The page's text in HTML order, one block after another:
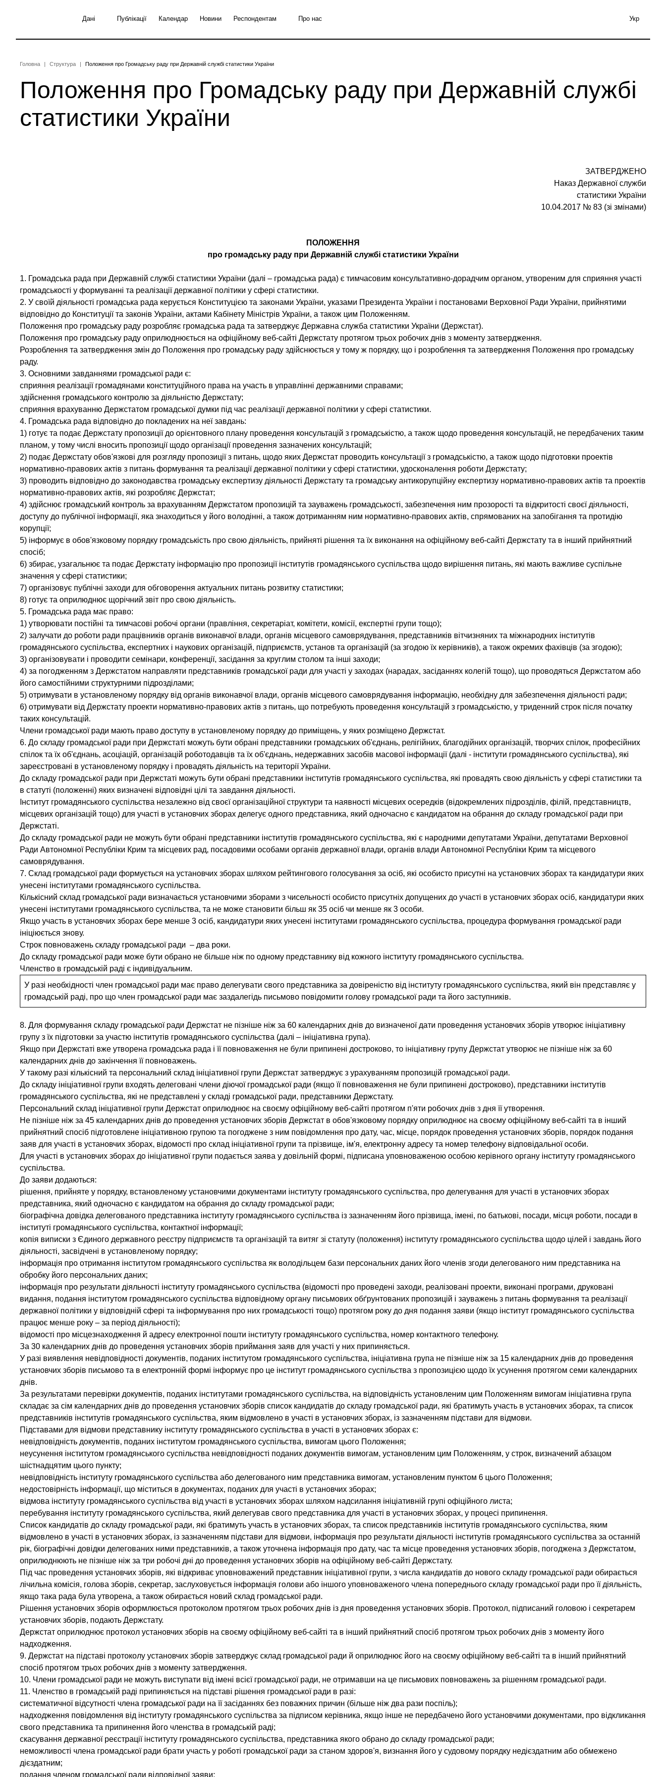
Дані Публікації Календар Новини Респондентам Про нас Укр
Рядок
навіґації
Головна Структура Положення про Громадську раду при Державній службі статистики України
Положення про Громадську раду при Державній службі
статистики України
ЗАТВЕРДЖЕНО
Наказ Державної служби
статистики України
10.04.2017 № 83 (зі змінами)
ПОЛОЖЕННЯ
про громадську раду при Державній службі статистики України
1. Громадська рада при Державній службі статистики України (далі – громадська рада) є тимчасовим консультативно-дорадчим органом, утвореним для сприяння участі
громадськості у формуванні та реалізації державної політики у сфері статистики.
2. У своїй діяльності громадська рада керується Конституцією та законами України, указами Президента України і постановами Верховної Ради України, прийнятими
відповідно до Конституції та законів України, актами Кабінету Міністрів України, а також цим Положенням.
Положення про громадську раду розробляє громадська рада та затверджує Державна служба статистики України (Держстат).
Положення про громадську раду оприлюднюється на офіційному веб-сайті Держстату протягом трьох робочих днів з моменту затвердження.
Розроблення та затвердження змін до Положення про громадську раду здійснюється у тому ж порядку, що і розроблення та затвердження Положення про громадську
раду.
3. Основними завданнями громадської ради є:
сприяння реалізації громадянами конституційного права на участь в управлінні державними справами;
здійснення громадського контролю за діяльністю Держстату;
сприяння врахуванню Держстатом громадської думки під час реалізації державної політики у сфері статистики.
4. Громадська рада відповідно до покладених на неї завдань:
1) готує та подає Держстату пропозиції до орієнтовного плану проведення консультацій з громадськістю, а також щодо проведення консультацій, не передбачених таким
планом, у тому числі вносить пропозиції щодо організації проведення зазначених консультацій;
2) подає Держстату обов'язкові для розгляду пропозиції з питань, щодо яких Держстат проводить консультації з громадськістю, а також щодо підготовки проектів
нормативно-правових актів з питань формування та реалізації державної політики у сфері статистики, удосконалення роботи Держстату;
3) проводить відповідно до законодавства громадську експертизу діяльності Держстату та громадську антикорупційну експертизу нормативно-правових актів та проектів
нормативно-правових актів, які розробляє Держстат;
4) здійснює громадський контроль за врахуванням Держстатом пропозицій та зауважень громадськості, забезпечення ним прозорості та відкритості своєї діяльності,
доступу до публічної інформації, яка знаходиться у його володінні, а також дотриманням ним нормативно-правових актів, спрямованих на запобігання та протидію
корупції;
5) інформує в обов'язковому порядку громадськість про свою діяльність, прийняті рішення та їх виконання на офіційному веб-сайті Держстату та в інший прийнятний
спосіб;
6) збирає, узагальнює та подає Держстату інформацію про пропозиції інститутів громадянського суспільства щодо вирішення питань, які мають важливе суспільне
значення у сфері статистики;
7) організовує публічні заходи для обговорення актуальних питань розвитку статистики;
8) готує та оприлюднює щорічний звіт про свою діяльність.
5. Громадська рада має право:
1) утворювати постійні та тимчасові робочі органи (правління, секретаріат, комітети, комісії, експертні групи тощо);
2) залучати до роботи ради працівників органів виконавчої влади, органів місцевого самоврядування, представників вітчизняних та міжнародних інститутів
громадянського суспільства, експертних і наукових організацій, підприємств, установ та організацій (за згодою їх керівників), а також окремих фахівців (за згодою);
3) організовувати і проводити семінари, конференції, засідання за круглим столом та інші заходи;
4) за погодженням з Держстатом направляти представників громадської ради для участі у заходах (нарадах, засіданнях колегій тощо), що проводяться Держстатом або
його самостійними структурними підрозділами;
5) отримувати в установленому порядку від органів виконавчої влади, органів місцевого самоврядування інформацію, необхідну для забезпечення діяльності ради;
6) отримувати від Держстату проекти нормативно-правових актів з питань, що потребують проведення консультацій з громадськістю, у триденний строк після початку
таких консультацій.
Члени громадської ради мають право доступу в установленому порядку до приміщень, у яких розміщено Держстат.
6. До складу громадської ради при Держстаті можуть бути обрані представники громадських об'єднань, релігійних, благодійних організацій, творчих спілок, професійних
спілок та їх об'єднань, асоціацій, організацій роботодавців та їх об'єднань, недержавних засобів масової інформації (далі - інститути громадянського суспільства), які
зареєстровані в установленому порядку і провадять діяльність на території України.
До складу громадської ради при Держстаті можуть бути обрані представники інститутів громадянського суспільства, які провадять свою діяльність у сфері статистики та
в статуті (положенні) яких визначені відповідні цілі та завдання діяльності.
Інститут громадянського суспільства незалежно від своєї організаційної структури та наявності місцевих осередків (відокремлених підрозділів, філій, представництв,
місцевих організацій тощо) для участі в установчих зборах делегує одного представника, який одночасно є кандидатом на обрання до складу громадської ради при
Держстаті.
До складу громадської ради не можуть бути обрані представники інститутів громадянського суспільства, які є народними депутатами України, депутатами Верховної
Ради Автономної Республіки Крим та місцевих рад, посадовими особами органів державної влади, органів влади Автономної Республіки Крим та місцевого
самоврядування.
7. Склад громадської ради формується на установчих зборах шляхом рейтингового голосування за осіб, які особисто присутні на установчих зборах та кандидатури яких
унесені інститутами громадянського суспільства.
Кількісний склад громадської ради визначається установчими зборами з чисельності особисто присутніх допущених до участі в установчих зборах осіб, кандидатури яких
унесені інститутами громадянського суспільства, та не може становити більш як 35 осіб чи менше як 3 особи.
Якщо участь в установчих зборах бере менше 3 осіб, кандидатури яких унесені інститутами громадянського суспільства, процедура формування громадської ради
ініціюється знову.
Строк повноважень складу громадської ради – два роки.
До складу громадської ради може бути обрано не більше ніж по одному представнику від кожного інституту громадянського суспільства.
Членство в громадській раді є індивідуальним.
У разі необхідності член громадської ради має право делегувати свого представника за довіреністю від інституту громадянського суспільства, який він представляє у
громадській раді, про що член громадської ради має заздалегідь письмово повідомити голову громадської ради та його заступників.
8. Для формування складу громадської ради Держстат не пізніше ніж за 60 календарних днів до визначеної дати проведення установчих зборів утворює ініціативну
групу з їх підготовки за участю інститутів громадянського суспільства (далі – ініціативна група).
Якщо при Держстаті вже утворена громадська рада і її повноваження не були припинені достроково, то ініціативну групу Держстат утворює не пізніше ніж за 60
календарних днів до закінчення її повноважень.
У такому разі кількісний та персональний склад ініціативної групи Держстат затверджує з урахуванням пропозицій громадської ради.
До складу ініціативної групи входять делеговані члени діючої громадської ради (якщо її повноваження не були припинені достроково), представники інститутів
громадянського суспільства, які не представлені у складі громадської ради, представники Держстату.
Персональний склад ініціативної групи Держстат оприлюднює на своєму офіційному веб-сайті протягом п'яти робочих днів з дня її утворення.
Не пізніше ніж за 45 календарних днів до проведення установчих зборів Держстат в обов'язковому порядку оприлюднює на своєму офіційному веб-сайті та в інший
прийнятний спосіб підготовлене ініціативною групою та погоджене з ним повідомлення про дату, час, місце, порядок проведення установчих зборів, порядок подання
заяв для участі в установчих зборах, відомості про склад ініціативної групи та прізвище, ім'я, електронну адресу та номер телефону відповідальної особи.
Для участі в установчих зборах до ініціативної групи подається заява у довільній формі, підписана уповноваженою особою керівного органу інституту громадянського
суспільства.
До заяви додаються:
рішення, прийняте у порядку, встановленому установчими документами інституту громадянського суспільства, про делегування для участі в установчих зборах
представника, який одночасно є кандидатом на обрання до складу громадської ради;
біографічна довідка делегованого представника інституту громадянського суспільства із зазначенням його прізвища, імені, по батькові, посади, місця роботи, посади в
інституті громадянського суспільства, контактної інформації;
копія виписки з Єдиного державного реєстру підприємств та організацій та витяг зі статуту (положення) інституту громадянського суспільства щодо цілей і завдань його
діяльності, засвідчені в установленому порядку;
інформація про отримання інститутом громадянського суспільства як володільцем бази персональних даних його членів згоди делегованого ним представника на
обробку його персональних даних;
інформація про результати діяльності інституту громадянського суспільства (відомості про проведені заходи, реалізовані проекти, виконані програми, друковані
видання, подання інститутом громадянського суспільства відповідному органу письмових обґрунтованих пропозицій і зауважень з питань формування та реалізації
державної політики у відповідній сфері та інформування про них громадськості тощо) протягом року до дня подання заяви (якщо інститут громадянського суспільства
працює менше року – за період діяльності);
відомості про місцезнаходження й адресу електронної пошти інституту громадянського суспільства, номер контактного телефону.
За 30 календарних днів до проведення установчих зборів приймання заяв для участі у них припиняється.
У разі виявлення невідповідності документів, поданих інститутом громадянського суспільства, ініціативна група не пізніше ніж за 15 календарних днів до проведення
установчих зборів письмово та в електронній формі інформує про це інститут громадянського суспільства з пропозицією щодо їх усунення протягом семи календарних
днів.
За результатами перевірки документів, поданих інститутами громадянського суспільства, на відповідність установленим цим Положенням вимогам ініціативна група
складає за сім календарних днів до проведення установчих зборів список кандидатів до складу громадської ради, які братимуть участь в установчих зборах, та список
представників інститутів громадянського суспільства, яким відмовлено в участі в установчих зборах, із зазначенням підстави для відмови.
Підставами для відмови представнику інституту громадянського суспільства в участі в установчих зборах є:
невідповідність документів, поданих інститутом громадянського суспільства, вимогам цього Положення;
неусунення інститутом громадянського суспільства невідповідності поданих документів вимогам, установленим цим Положенням, у строк, визначений абзацом
шістнадцятим цього пункту;
невідповідність інституту громадянського суспільства або делегованого ним представника вимогам, установленим пунктом 6 цього Положення;
недостовірність інформації, що міститься в документах, поданих для участі в установчих зборах;
відмова інституту громадянського суспільства від участі в установчих зборах шляхом надсилання ініціативній групі офіційного листа;
перебування інституту громадянського суспільства, який делегував свого представника для участі в установчих зборах, у процесі припинення.
Список кандидатів до складу громадської ради, які братимуть участь в установчих зборах, та список представників інститутів громадянського суспільства, яким
відмовлено в участі в установчих зборах, із зазначенням підстави для відмови, інформація про результати діяльності інститутів громадянського суспільства за останній
рік, біографічні довідки делегованих ними представників, а також уточнена інформація про дату, час та місце проведення установчих зборів, погоджена з Держстатом,
оприлюднюють не пізніше ніж за три робочі дні до проведення установчих зборів на офіційному веб-сайті Держстату.
Під час проведення установчих зборів, які відкриває уповноважений представник ініціативної групи, з числа кандидатів до нового складу громадської ради обирається
лічильна комісія, голова зборів, секретар, заслуховується інформація голови або іншого уповноваженого члена попереднього складу громадської ради про її діяльність,
якщо така рада була утворена, а також обирається новий склад громадської ради.
Рішення установчих зборів оформлюється протоколом протягом трьох робочих днів із дня проведення установчих зборів. Протокол, підписаний головою і секретарем
установчих зборів, подають Держстату.
Держстат оприлюднює протокол установчих зборів на своєму офіційному веб-сайті та в інший прийнятний спосіб протягом трьох робочих днів з моменту його
надходження.
9. Держстат на підставі протоколу установчих зборів затверджує склад громадської ради й оприлюднює його на своєму офіційному веб-сайті та в інший прийнятний
спосіб протягом трьох робочих днів з моменту затвердження.
10. Члени громадської ради не можуть виступати від імені всієї громадської ради, не отримавши на це письмових повноважень за рішенням громадської ради.
11. Членство в громадській раді припиняється на підставі рішення громадської ради в разі:
систематичної відсутності члена громадської ради на її засіданнях без поважних причин (більше ніж два рази поспіль);
надходження повідомлення від інституту громадянського суспільства за підписом керівника, якщо інше не передбачено його установчими документами, про відкликання
свого представника та припинення його членства в громадській раді;
скасування державної реєстрації інституту громадянського суспільства, представника якого обрано до складу громадської ради;
неможливості члена громадської ради брати участь у роботі громадської ради за станом здоров'я, визнання його у судовому порядку недієздатним або обмежено
дієздатним;
подання членом громадської ради відповідної заяви;